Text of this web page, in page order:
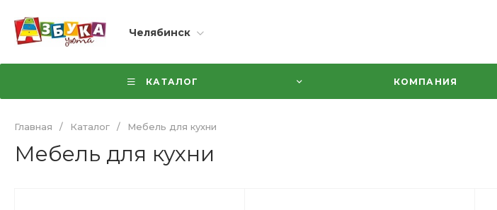
Челябинск
КАТАЛОГ КОМПАНИЯ
Главная / Каталог / Мебель для кухни
Мебель для кухни